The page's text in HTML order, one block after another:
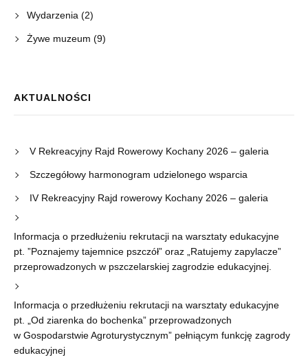
Wydarzenia (2)
Żywe muzeum (9)
AKTUALNOŚCI
V Rekreacyjny Rajd Rowerowy Kochany 2026 – galeria
Szczegółowy harmonogram udzielonego wsparcia
IV Rekreacyjny Rajd rowerowy Kochany 2026 – galeria
Informacja o przedłużeniu rekrutacji na warsztaty edukacyjne
pt. ”Poznajemy tajemnice pszczół” oraz „Ratujemy zapylacze”
przeprowadzonych w pszczelarskiej zagrodzie edukacyjnej.
Informacja o przedłużeniu rekrutacji na warsztaty edukacyjne
pt. „Od ziarenka do bochenka” przeprowadzonych
w Gospodarstwie Agroturystycznym” pełniącym funkcję zagrody
edukacyjnej